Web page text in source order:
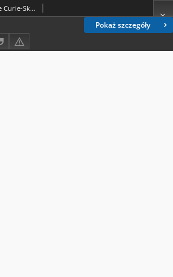
Pokaż szczegóły
Annales Universitatis Mariae Curie-Skłodowska, Sectio AAA, Physica Vol. 71 (2016). Spis treści